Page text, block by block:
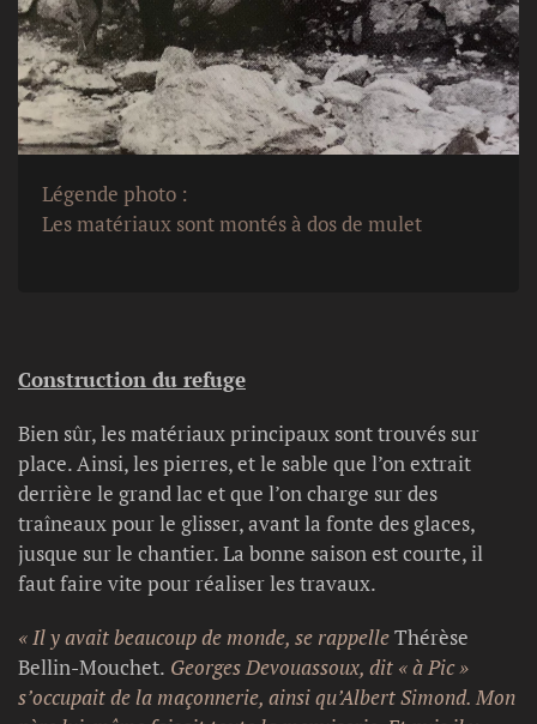
Légende photo :
Les matériaux sont montés à dos de mulet
Construction du refuge
Bien sûr, les matériaux principaux sont trouvés sur
place. Ainsi, les pierres, et le sable que l’on extrait
derrière le grand lac et que l’on charge sur des
traîneaux pour le glisser, avant la fonte des glaces,
jusque sur le chantier. La bonne saison est courte, il
faut faire vite pour réaliser les travaux.
« Il y avait beaucoup de monde, se rappelleThérèse
Bellin-Mouchet. Georges Devouassoux, dit « à Pic »
s’occupait de la maçonnerie, ainsi qu’Albert Simond. Mon